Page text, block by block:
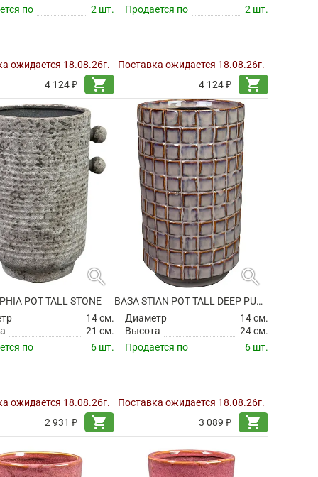
по
2 шт.
ожидается 18.08.26г.
4 124 ₽
shopping_cart
Продается по
2 шт.
Поставка ожидается 18.08.26г.
4 124 ₽
shopping_cart
search
POT TALL STONE
14 см.
21 см.
по
6 шт.
ожидается 18.08.26г.
2 931 ₽
shopping_cart
search
ВАЗА STIAN POT TALL DEEP PURPLE
Диаметр
14 см.
Высота
24 см.
Продается по
6 шт.
Поставка ожидается 18.08.26г.
3 089 ₽
shopping_cart